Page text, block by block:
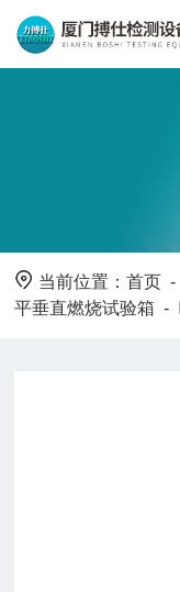
当前位置：首页 -
平垂直燃烧试验箱 -